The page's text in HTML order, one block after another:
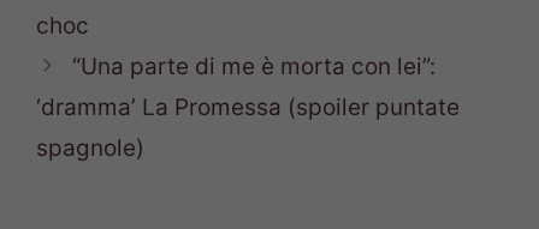
choc
“Una parte di me è morta con lei”:
‘dramma’ La Promessa (spoiler puntate
spagnole)